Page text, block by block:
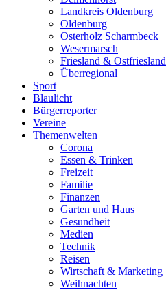
Landkreis Oldenburg
Oldenburg
Osterholz Scharmbeck
Wesermarsch
Friesland & Ostfriesland
Überregional
Sport
Blaulicht
Bürgerreporter
Vereine
Themenwelten
Corona
Essen & Trinken
Freizeit
Familie
Finanzen
Garten und Haus
Gesundheit
Medien
Technik
Reisen
Wirtschaft & Marketing
Weihnachten